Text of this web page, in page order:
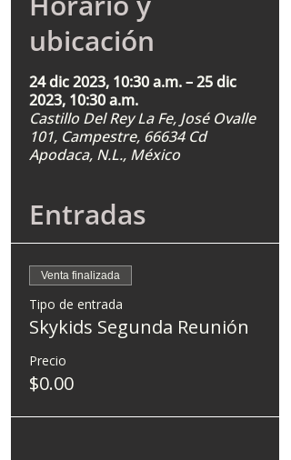
ubicación
24 dic 2023, 10:30 a.m. – 25 dic
2023, 10:30 a.m.
Castillo Del Rey La Fe, José Ovalle
101, Campestre, 66634 Cd
Apodaca, N.L., México
Entradas
Venta finalizada
Tipo de entrada
Skykids Segunda Reunión
Precio
$0.00